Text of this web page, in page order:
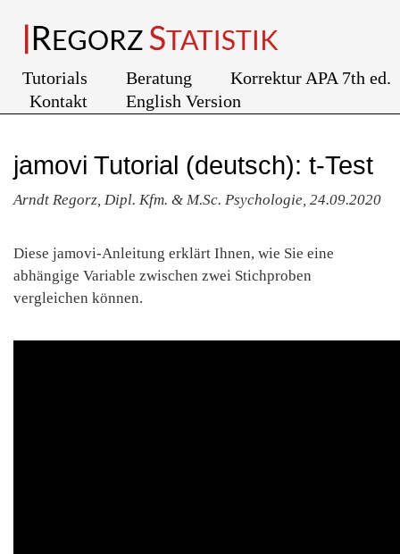
Tutorials Beratung
Korrektur APA 7th ed.
Kontakt
English Version
jamovi Tutorial (deutsch): t-Test
Arndt Regorz, Dipl. Kfm. & M.Sc. Psychologie, 24.09.2020
Diese jamovi-Anleitung erklärt Ihnen, wie Sie eine
abhängige Variable zwischen zwei Stichproben
vergleichen können.